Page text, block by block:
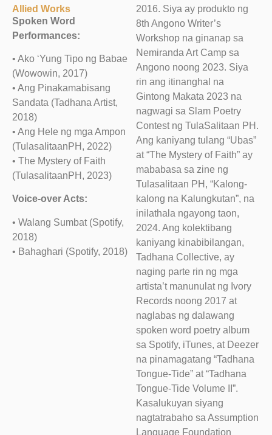
Allied Works
Spoken Word
Performances:
• Ako ‘Yung Tipo ng Babae
(Wowowin, 2017)
• Ang Pinakamabisang
Sandata (Tadhana Artist,
2018)
• Ang Hele ng mga Ampon
(TulasalitaanPH, 2022)
• The Mystery of Faith
(TulasalitaanPH, 2023)
Voice-over Acts:
• Walang Sumbat (Spotify,
2018)
• Bahaghari (Spotify, 2018)
2016. Siya ay produkto ng
8th Angono Writer’s
Workshop na ginanap sa
Nemiranda Art Camp sa
Angono noong 2023. Siya
rin ang itinanghal na
Gintong Makata 2023 na
nagwagi sa Slam Poetry
Contest ng TulaSalitaan PH.
Ang kaniyang tulang “Ubas”
at “The Mystery of Faith” ay
mababasa sa zine ng
Tulasalitaan PH, “Kalong-
kalong na Kalungkutan”, na
inilathala ngayong taon,
2024. Ang kolektibang
kaniyang kinabibilangan,
Tadhana Collective, ay
naging parte rin ng mga
artista’t manunulat ng Ivory
Records noong 2017 at
naglabas ng dalawang
spoken word poetry album
sa Spotify, iTunes, at Deezer
na pinamagatang “Tadhana
Tongue-Tide” at “Tadhana
Tongue-Tide Volume II”.
Kasalukuyan siyang
nagtatrabaho sa Assumption
Language Foundation